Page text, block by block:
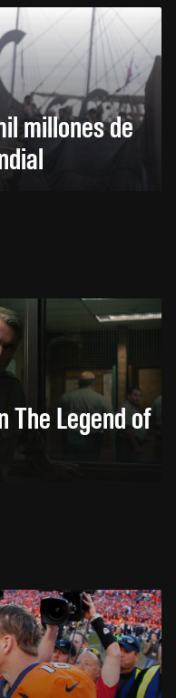
millones de
The Legend of